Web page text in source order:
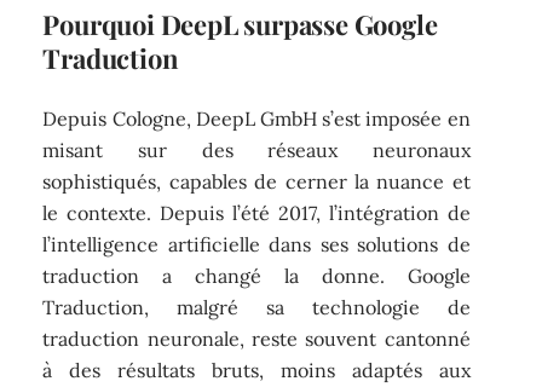
Pourquoi DeepL surpasse Google
Traduction
Depuis Cologne, DeepL GmbH s’est imposée en
misant sur des réseaux neuronaux
sophistiqués, capables de cerner la nuance et
le contexte. Depuis l’été 2017, l’intégration de
l’intelligence artificielle dans ses solutions de
traduction a changé la donne. Google
Traduction, malgré sa technologie de
traduction neuronale, reste souvent cantonné
à des résultats bruts, moins adaptés aux